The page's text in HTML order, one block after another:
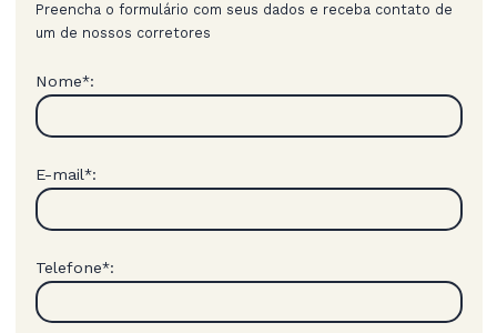
Preencha o formulário com seus dados e receba contato de
um de nossos corretores
Nome*:
E-mail*:
Telefone*: